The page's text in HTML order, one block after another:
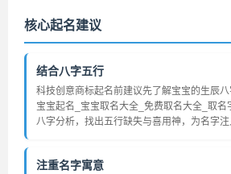
核心起名建议
结合八字五行
科技创意商标起名前建议先了解宝宝的生辰八
宝宝起名_宝宝取名大全_免费取名大全_取名
八字分析，找出五行缺失与喜用神，为名字注
注重名字寓意